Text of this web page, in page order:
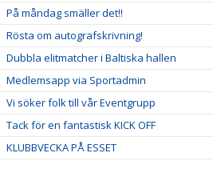
På måndag smäller det!!
Rösta om autografskrivning!
Dubbla elitmatcher i Baltiska hallen
Medlemsapp via Sportadmin
Vi söker folk till vår Eventgrupp
Tack för en fantastisk KICK OFF
KLUBBVECKA PÅ ESSET